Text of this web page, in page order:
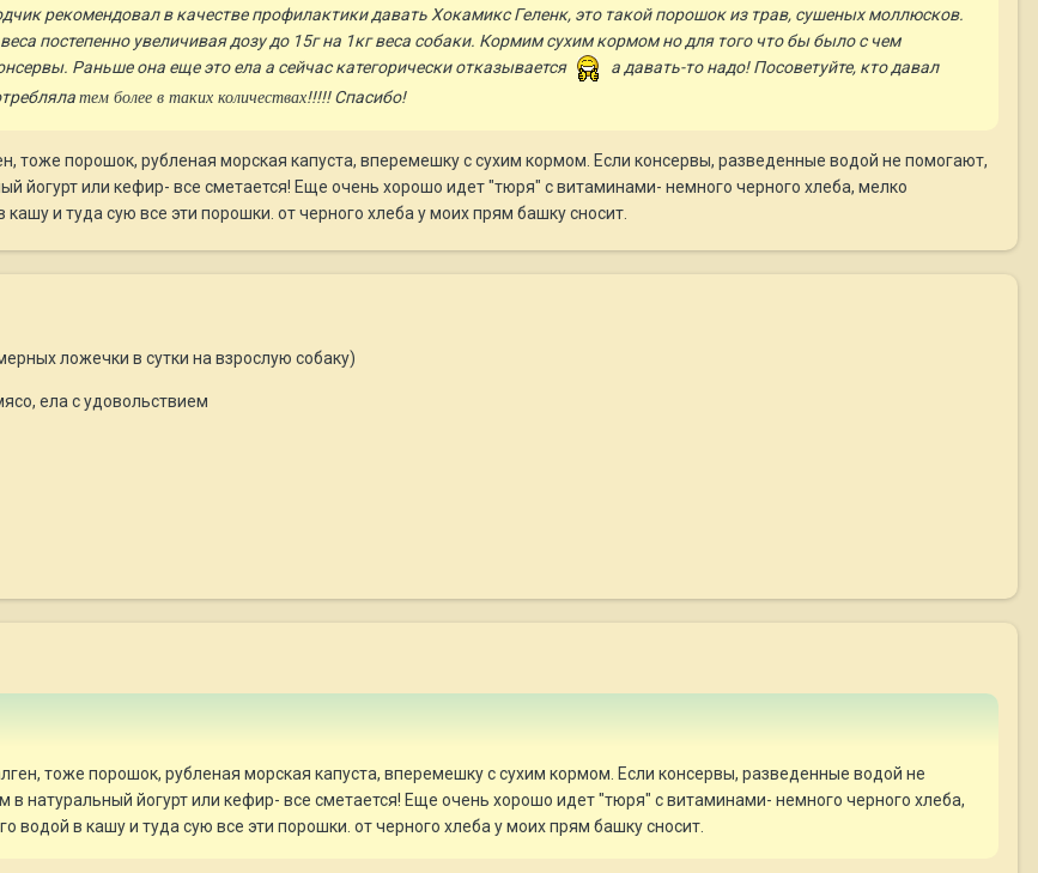
рекомендовал в качестве профилактики давать Хокамикс Геленк, это такой порошок из трав, сушеных моллюсков.
постепенно увеличивая дозу до 15г на 1кг веса собаки. Кормим сухим кормом но для того что бы было с чем
Раньше она еще это ела а сейчас категорически отказывается
а давать-то надо! Посоветуйте, кто давал
тем более в таких количествах!!!!! Спасибо!
тоже порошок, рубленая морская капуста, вперемешку с сухим кормом. Если консервы, разведенные водой не помогают,
йогурт или кефир- все сметается! Еще очень хорошо идет "тюря" с витаминами- немного черного хлеба, мелко
и туда сую все эти порошки. от черного хлеба у моих прям башку сносит.
ложечки в сутки на взрослую собаку)
ела с удовольствием
тоже порошок, рубленая морская капуста, вперемешку с сухим кормом. Если консервы, разведенные водой не
натуральный йогурт или кефир- все сметается! Еще очень хорошо идет "тюря" с витаминами- немного черного хлеба,
водой в кашу и туда сую все эти порошки. от черного хлеба у моих прям башку сносит.